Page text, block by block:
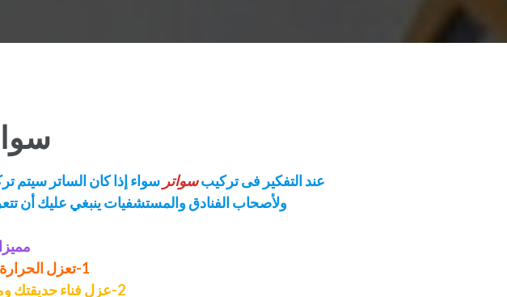
عند التفكير فى تركيبسواتر سواء إذا كان الساتر سيتم
ولأصحاب الفنادق والمستشفيات ينبغي عليك أن
1-تعزل الحرارة والشمس وتوفر الخصوصية.
2-عزل فناء حديقتك ومنزلك عن الشارع والمارة بالطريق.